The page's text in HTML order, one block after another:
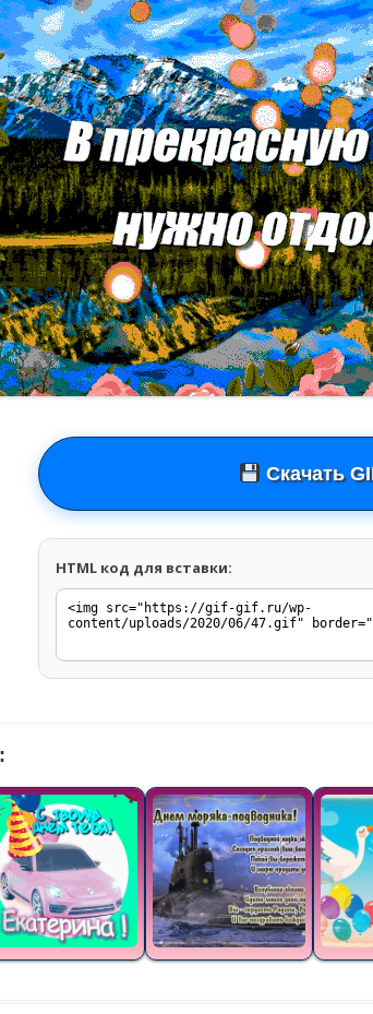
Скачать
HTML код для вставки: